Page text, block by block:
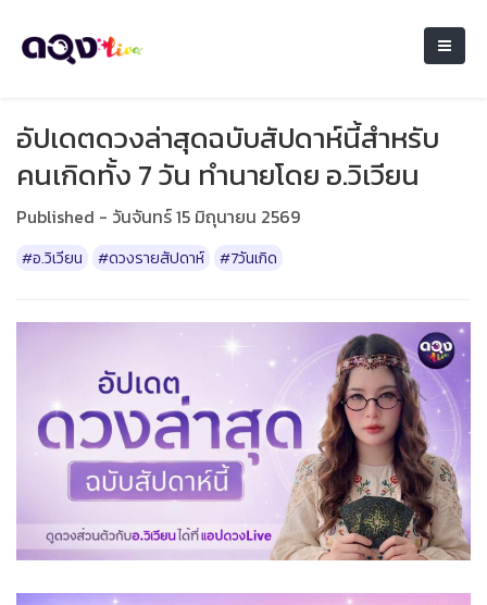
อัปเดตดวงล่าสุดฉบับสัปดาห์นี้สำหรับ
คนเกิดทั้ง 7 วัน ทำนายโดย อ.วิเวียน
Published - วันจันทร์ 15 มิถุนายน 2569
#อ.วิเวียน #ดวงรายสัปดาห์ #7วันเกิด